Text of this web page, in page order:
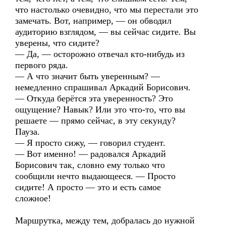
что настолько очевидно, что мы перестали это
замечать. Вот, например, — он обводил
аудиторию взглядом, — вы сейчас сидите. Вы
уверены, что сидите?
— Да, — осторожно отвечал кто-нибудь из
первого ряда.
— А что значит быть уверенным? —
немедленно спрашивал Аркадий Борисович.
— Откуда берётся эта уверенность? Это
ощущение? Навык? Или это что-то, что вы
решаете — прямо сейчас, в эту секунду?
Пауза.
— Я просто сижу, — говорил студент.
— Вот именно! — радовался Аркадий
Борисович так, словно ему только что
сообщили нечто выдающееся. — Просто
сидите! А просто — это и есть самое
сложное!
Маршрутка, между тем, добралась до нужной